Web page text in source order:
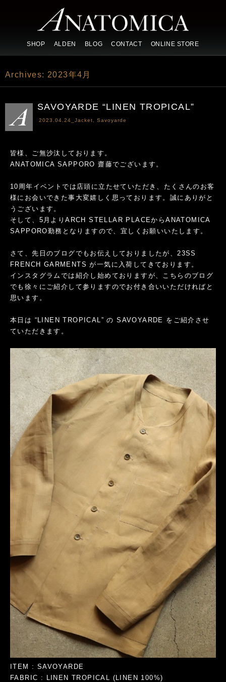
SHOP ALDEN BLOG CONTACT ONLINE STORE
Archives: 2023年4月
SAVOYARDE “LINEN TROPICAL”
2023.04.24_ Jacket Savoyarde
皆様、ご無沙汰しております。
ANATOMICA SAPPORO 齋藤でございます。
10周年イベントでは店頭に立たせていただき、たくさんのお客
様にお会いできた事大変嬉しく思っております。誠にありがと
うございます。
そして、5月よりARCH STELLAR PLACEからANATOMICA
SAPPORO勤務となりますので、宜しくお願いいたします。
さて、先日のブログでもお伝えしておりましたが、23SS
FRENCH GARMENTS が一気に入荷してきております。
インスタグラムでは紹介し始めておりますが、こちらのブログ
でも徐々にご紹介して参りますのでお付き合いいただければと
思います。
本日は “LINEN TROPICAL” の SAVOYARDE をご紹介させ
ていただきます。
ITEM : SAVOYARDE
FABRIC : LINEN TROPICAL (LINEN 100%)